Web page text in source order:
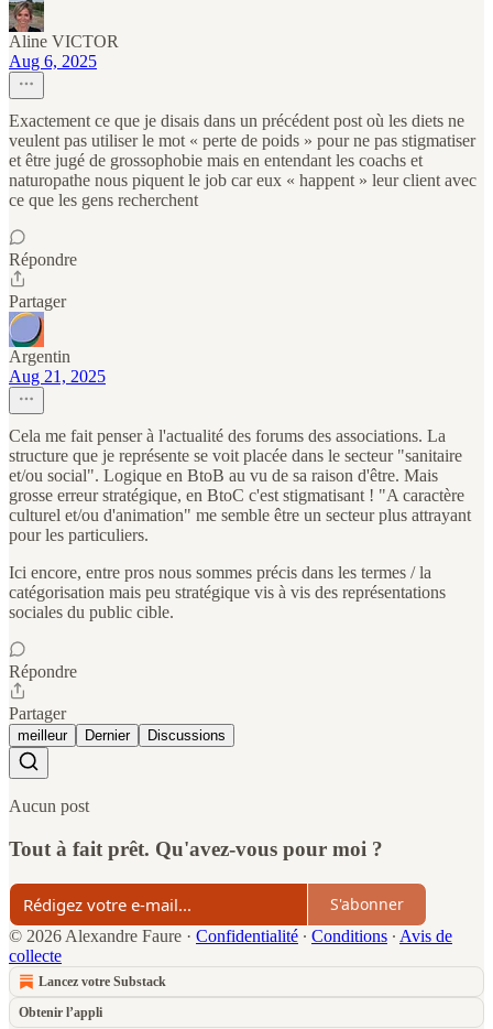
Aline VICTOR
Aug 6, 2025
Exactement ce que je disais dans un précédent post où les diets ne
veulent pas utiliser le mot « perte de poids » pour ne pas stigmatiser
et être jugé de grossophobie mais en entendant les coachs et
naturopathe nous piquent le job car eux « happent » leur client avec
ce que les gens recherchent
Répondre
Partager
Argentin
Aug 21, 2025
Cela me fait penser à l'actualité des forums des associations. La
structure que je représente se voit placée dans le secteur "sanitaire
et/ou social". Logique en BtoB au vu de sa raison d'être. Mais
grosse erreur stratégique, en BtoC c'est stigmatisant ! "A caractère
culturel et/ou d'animation" me semble être un secteur plus attrayant
pour les particuliers.
Ici encore, entre pros nous sommes précis dans les termes / la
catégorisation mais peu stratégique vis à vis des représentations
sociales du public cible.
Répondre
Partager
meilleur Dernier Discussions
Aucun post
Tout à fait prêt. Qu'avez-vous pour moi ?
S'abonner
© 2026 Alexandre Faure · Confidentialité ∙ Conditions ∙ Avis de
collecte
Lancez votre Substack
Obtenir l’appli